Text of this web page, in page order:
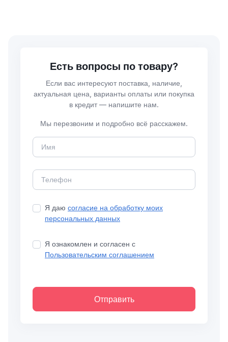
Есть вопросы по товару?
Если вас интересуют поставка, наличие,
актуальная цена, варианты оплаты или покупка
в кредит — напишите нам.
Мы перезвоним и подробно всё расскажем.
Я даю согласие на обработку моих
персональных данных
Я ознакомлен и согласен с
Пользовательским соглашением
Отправить